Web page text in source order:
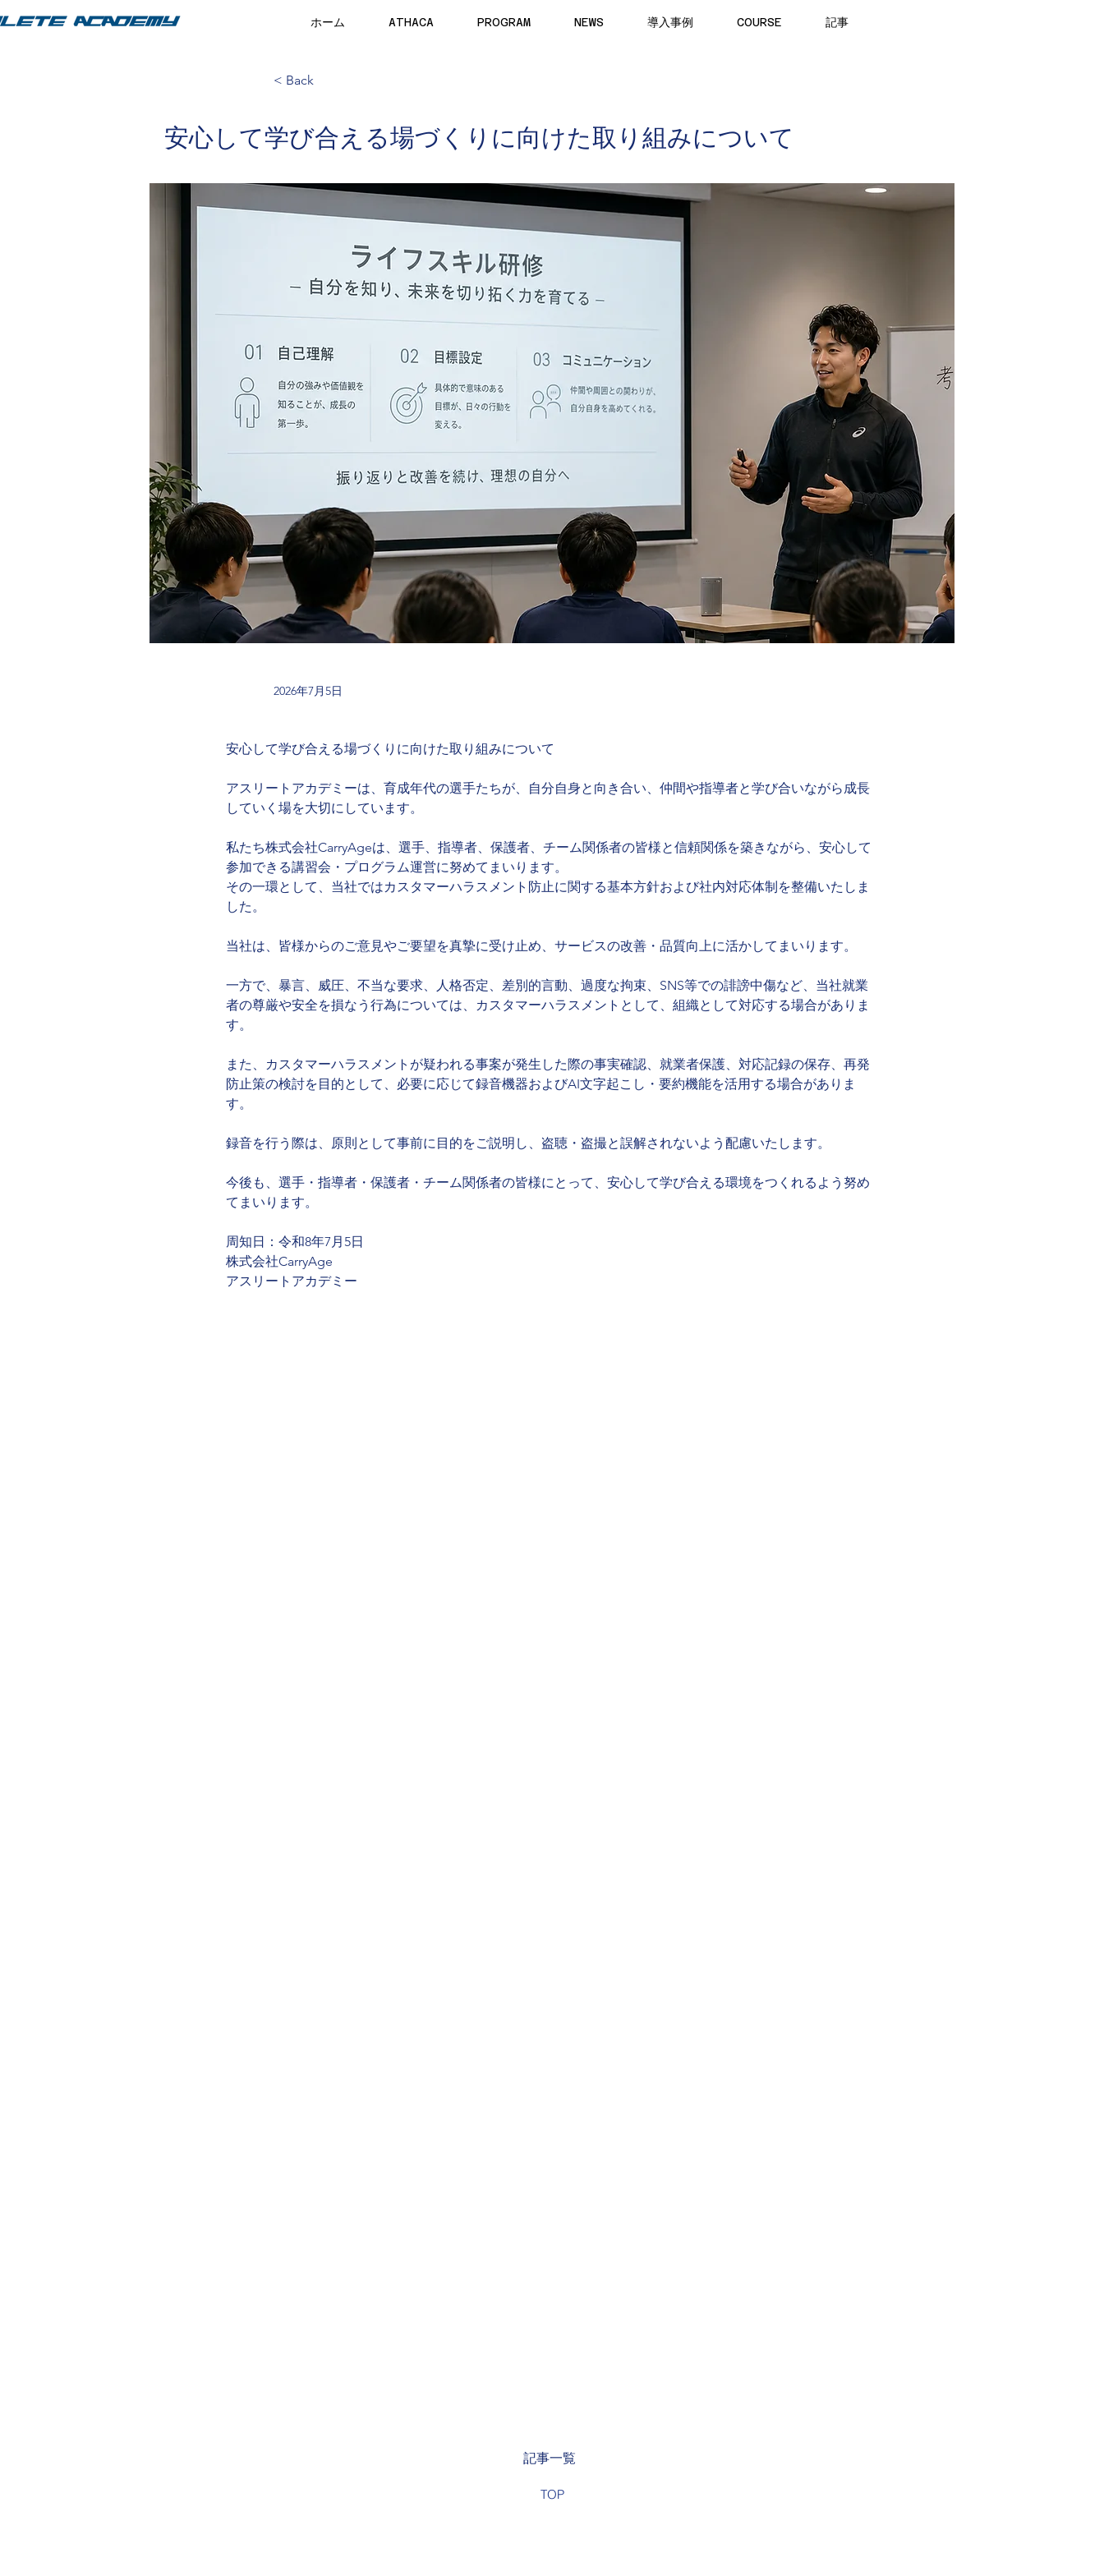
ホーム ATHACA PROGRAM NEWS 導入事例 COURSE 記事
< Back
安心して学び合える場づくりに向けた取り組みについて
2026年7月5日
安心して学び合える場づくりに向けた取り組みについて
アスリートアカデミーは、育成年代の選手たちが、自分自身と向き合い、仲間や指導者と学び合いながら成長
していく場を大切にしています。
私たち株式会社CarryAgeは、選手、指導者、保護者、チーム関係者の皆様と信頼関係を築きながら、安心して
参加できる講習会・プログラム運営に努めてまいります。
その一環として、当社ではカスタマーハラスメント防止に関する基本方針および社内対応体制を整備いたしま
した。
当社は、皆様からのご意見やご要望を真摯に受け止め、サービスの改善・品質向上に活かしてまいります。
一方で、暴言、威圧、不当な要求、人格否定、差別的言動、過度な拘束、SNS等での誹謗中傷など、当社就業
者の尊厳や安全を損なう行為については、カスタマーハラスメントとして、組織として対応する場合がありま
す。
また、カスタマーハラスメントが疑われる事案が発生した際の事実確認、就業者保護、対応記録の保存、再発
防止策の検討を目的として、必要に応じて録音機器およびAI文字起こし・要約機能を活用する場合がありま
す。
録音を行う際は、原則として事前に目的をご説明し、盗聴・盗撮と誤解されないよう配慮いたします。
今後も、選手・指導者・保護者・チーム関係者の皆様にとって、安心して学び合える環境をつくれるよう努め
てまいります。
周知日：令和8年7月5日
株式会社CarryAge
アスリートアカデミー
記事一覧
TOP